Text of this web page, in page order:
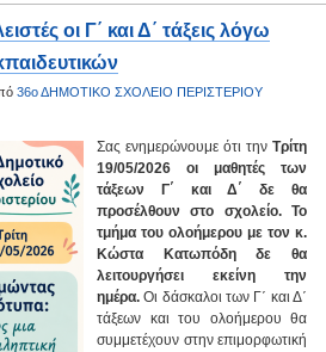
οι Γ΄ και Δ΄ τάξεις λόγω
36ο ΔΗΜΟΤΙΚΟ ΣΧΟΛΕΙΟ ΠΕΡΙΣΤΕΡΙΟΥ
Σας ενημερώνουμε ότι την Τρίτη
19/05/2026 οι μαθητές των
τάξεων Γ΄ και Δ΄ δε θα
προσέλθουν στο σχολείο. Το
τμήμα του ολοήμερου με τον κ.
Κώστα Κατωπόδη δε θα
λειτουργήσει εκείνη την
ημέρα. Οι δάσκαλοι των Γ΄ και Δ΄
τάξεων και του ολοήμερου θα
συμμετέχουν στην επιμορφωτική